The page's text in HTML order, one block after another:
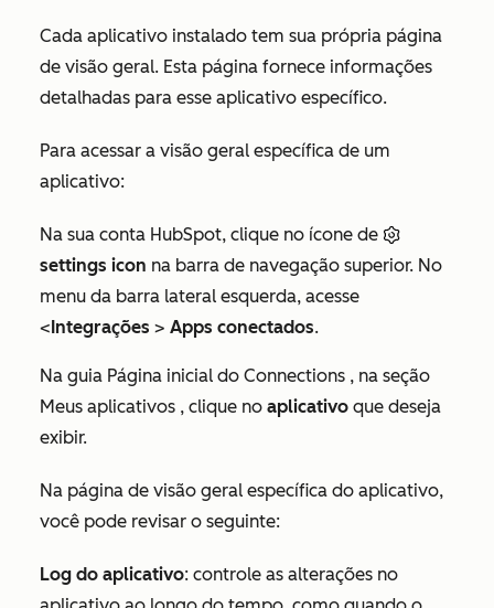
Cada aplicativo instalado tem sua própria página
de visão geral. Esta página fornece informações
detalhadas para esse aplicativo específico.
Para acessar a visão geral específica de um
aplicativo:
Na sua conta HubSpot, clique no ícone de
settings icon na barra de navegação superior. No
menu da barra lateral esquerda, acesse
<Integrações > Apps conectados.
Na guia Página inicial do Connections , na seção
Meus aplicativos , clique no aplicativo que deseja
exibir.
Na página de visão geral específica do aplicativo,
você pode revisar o seguinte:
Log do aplicativo: controle as alterações no